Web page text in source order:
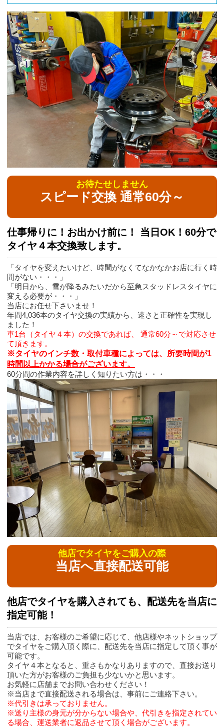
お待たせしません
スピード交換 通常60分～
仕事帰りに！お出かけ前に！ 当日OK！60分で
タイヤ４本交換致します。
「タイヤを変えたいけど、時間がなくてなかなかお店に行く時
間がない・・・」
「明日から、雪が降るみたいだから至急スタッドレスタイヤに
変える必要が・・・」
当店にお任せ下さいませ！
年間4,036本のタイヤ交換の実績から、速さと正確性を実現し
ました！
車1台（タイヤ４本）の交換であれば、 通常60分～で対応させ
て頂きます。
※タイヤのインチ数・取付車種によっては、所要時間が1
時間以上かかる場合がございます。
60分間の作業内容を詳しく知りたい方は・・・
他店でタイヤをご購入の際
当店へ直接配送可能
他店でタイヤを購入されても、配送先を当店に
指定可能！
当店では、お客様のご希望に応じて、他店様やネットショップ
でタイヤをご購入頂く際に、配送先を当店に指定して頂く事が
可能です。
タイヤ４本となると、重さもかなりありますので、直接お送り
頂いた方がお客様のご負担も少ないかと思います。
お気軽に店舗までお問い合わせください！
※当店まで直接配送される場合は、事前にご連絡下さい。
※代引きは承っておりません。
※送り主様の身元が分からない場合や、代引きを指定されてい
る場合、運送業者に返品させて頂く場合がございます。